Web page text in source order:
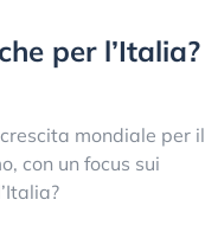
per l’Italia?
mondiale per il
con un focus sui